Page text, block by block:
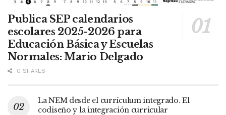
Publica SEP calendarios
escolares 2025-2026 para
Educación Básica y Escuelas
Normales: Mario Delgado
0 SHARES
La NEM desde el currículum integrado. El
codiseño y la integración curricular